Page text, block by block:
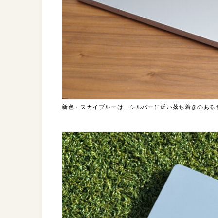
新色・スカイブルーは、シルバーに近い落ち着きのある